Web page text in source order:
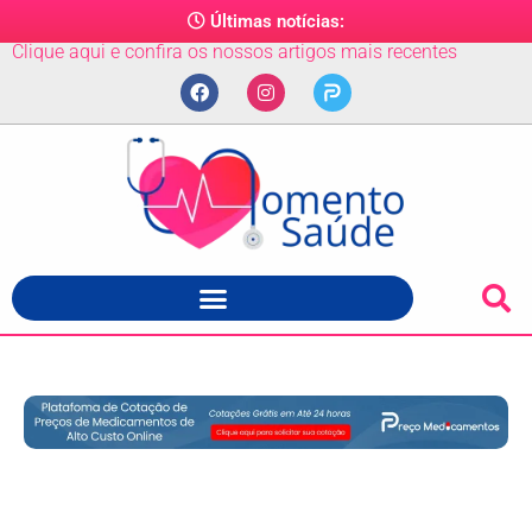
Últimas notícias:
Clique aqui e confira os nossos artigos mais recentes